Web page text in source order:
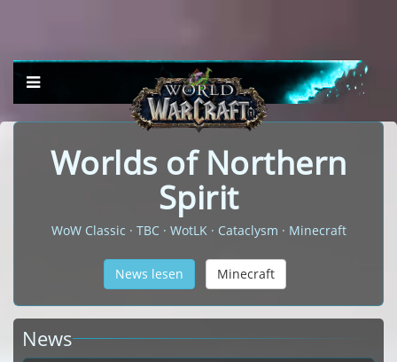
Worlds of Northern
Spirit
WoW Classic · TBC · WotLK · Cataclysm · Minecraft
News lesen Minecraft
News